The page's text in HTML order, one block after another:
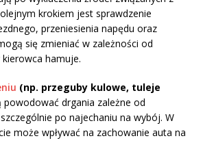
krokiem jest sprawdzenie
przeniesienia napędu oraz
się zmieniać w zależności od
hamuje.
(np. przeguby kulowe, tuleje
powodować drgania zależne od
po najechaniu na wybój. W
może wpływać na zachowanie auta na